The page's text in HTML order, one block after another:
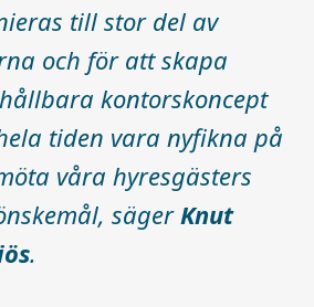
till stor del av
och för att skapa
kontorskoncept
tiden vara nyfikna på
våra hyresgästers
säger Knut
.